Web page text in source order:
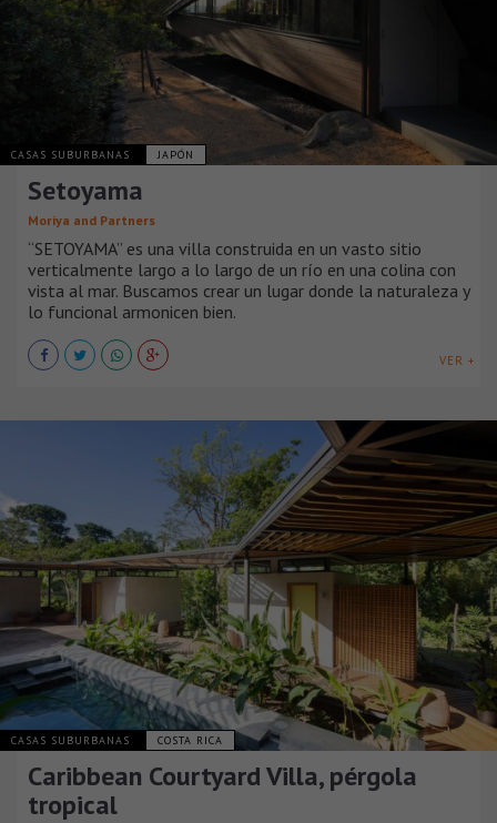
CASAS SUBURBANAS JAPÓN
Setoyama
Moriya and Partners
“SETOYAMA” es una villa construida en un vasto sitio
verticalmente largo a lo largo de un río en una colina con
vista al mar. Buscamos crear un lugar donde la naturaleza y
lo funcional armonicen bien.
VER +
CASAS SUBURBANAS COSTA RICA
Caribbean Courtyard Villa, pérgola
tropical